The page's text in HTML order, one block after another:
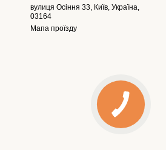
вулиця Осіння 33, Київ, Україна,
03164
Мапа проїзду